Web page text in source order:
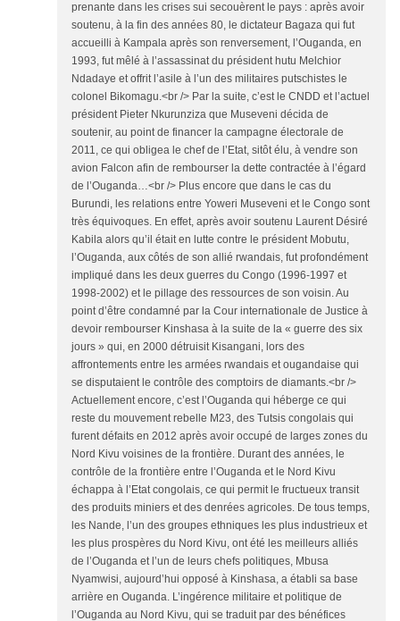
prenante dans les crises sui secouèrent le pays : après avoir
soutenu, à la fin des années 80, le dictateur Bagaza qui fut
accueilli à Kampala après son renversement, l’Ouganda, en
1993, fut mêlé à l’assassinat du président hutu Melchior
Ndadaye et offrit l’asile à l’un des militaires putschistes le
colonel Bikomagu.<br /> Par la suite, c’est le CNDD et l’actuel
président Pieter Nkurunziza que Museveni décida de
soutenir, au point de financer la campagne électorale de
2011, ce qui obligea le chef de l’Etat, sitôt élu, à vendre son
avion Falcon afin de rembourser la dette contractée à l’égard
de l’Ouganda…<br /> Plus encore que dans le cas du
Burundi, les relations entre Yoweri Museveni et le Congo sont
très équivoques. En effet, après avoir soutenu Laurent Désiré
Kabila alors qu’il était en lutte contre le président Mobutu,
l’Ouganda, aux côtés de son allié rwandais, fut profondément
impliqué dans les deux guerres du Congo (1996-1997 et
1998-2002) et le pillage des ressources de son voisin. Au
point d’être condamné par la Cour internationale de Justice à
devoir rembourser Kinshasa à la suite de la « guerre des six
jours » qui, en 2000 détruisit Kisangani, lors des
affrontements entre les armées rwandais et ougandaise qui
se disputaient le contrôle des comptoirs de diamants.<br />
Actuellement encore, c’est l’Ouganda qui héberge ce qui
reste du mouvement rebelle M23, des Tutsis congolais qui
furent défaits en 2012 après avoir occupé de larges zones du
Nord Kivu voisines de la frontière. Durant des années, le
contrôle de la frontière entre l’Ouganda et le Nord Kivu
échappa à l’Etat congolais, ce qui permit le fructueux transit
des produits miniers et des denrées agricoles. De tous temps,
les Nande, l’un des groupes ethniques les plus industrieux et
les plus prospères du Nord Kivu, ont été les meilleurs alliés
de l’Ouganda et l’un de leurs chefs politiques, Mbusa
Nyamwisi, aujourd’hui opposé à Kinshasa, a établi sa base
arrière en Ouganda. L’ingérence militaire et politique de
l’Ouganda au Nord Kivu, qui se traduit par des bénéfices